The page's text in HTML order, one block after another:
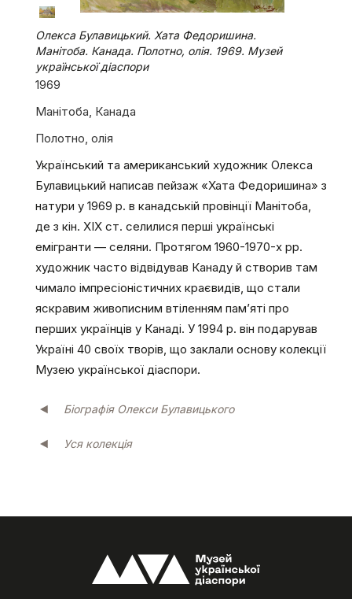
Олекса Булавицький. Хата Федоришина.
Манітоба. Канада. Полотно, олія. 1969. Музей
української діаспори
1969
Манітоба, Канада
Полотно, олія
Український та американський художник Олекса
Булавицький написав пейзаж «Хата Федоришина» з
натури у 1969 р. в канадській провінції Манітоба,
де з кін. ХІХ ст. селилися перші українські
емігранти — селяни. Протягом 1960-1970-х рр.
художник часто відвідував Канаду й створив там
чимало імпресіоністичних краєвидів, що стали
яскравим живописним втіленням пам’яті про
перших українців у Канаді. У 1994 р. він подарував
Україні 40 своїх творів, що заклали основу колекції
Музею української діаспори.
Біографія Олекси Булавицького
Уся колекція